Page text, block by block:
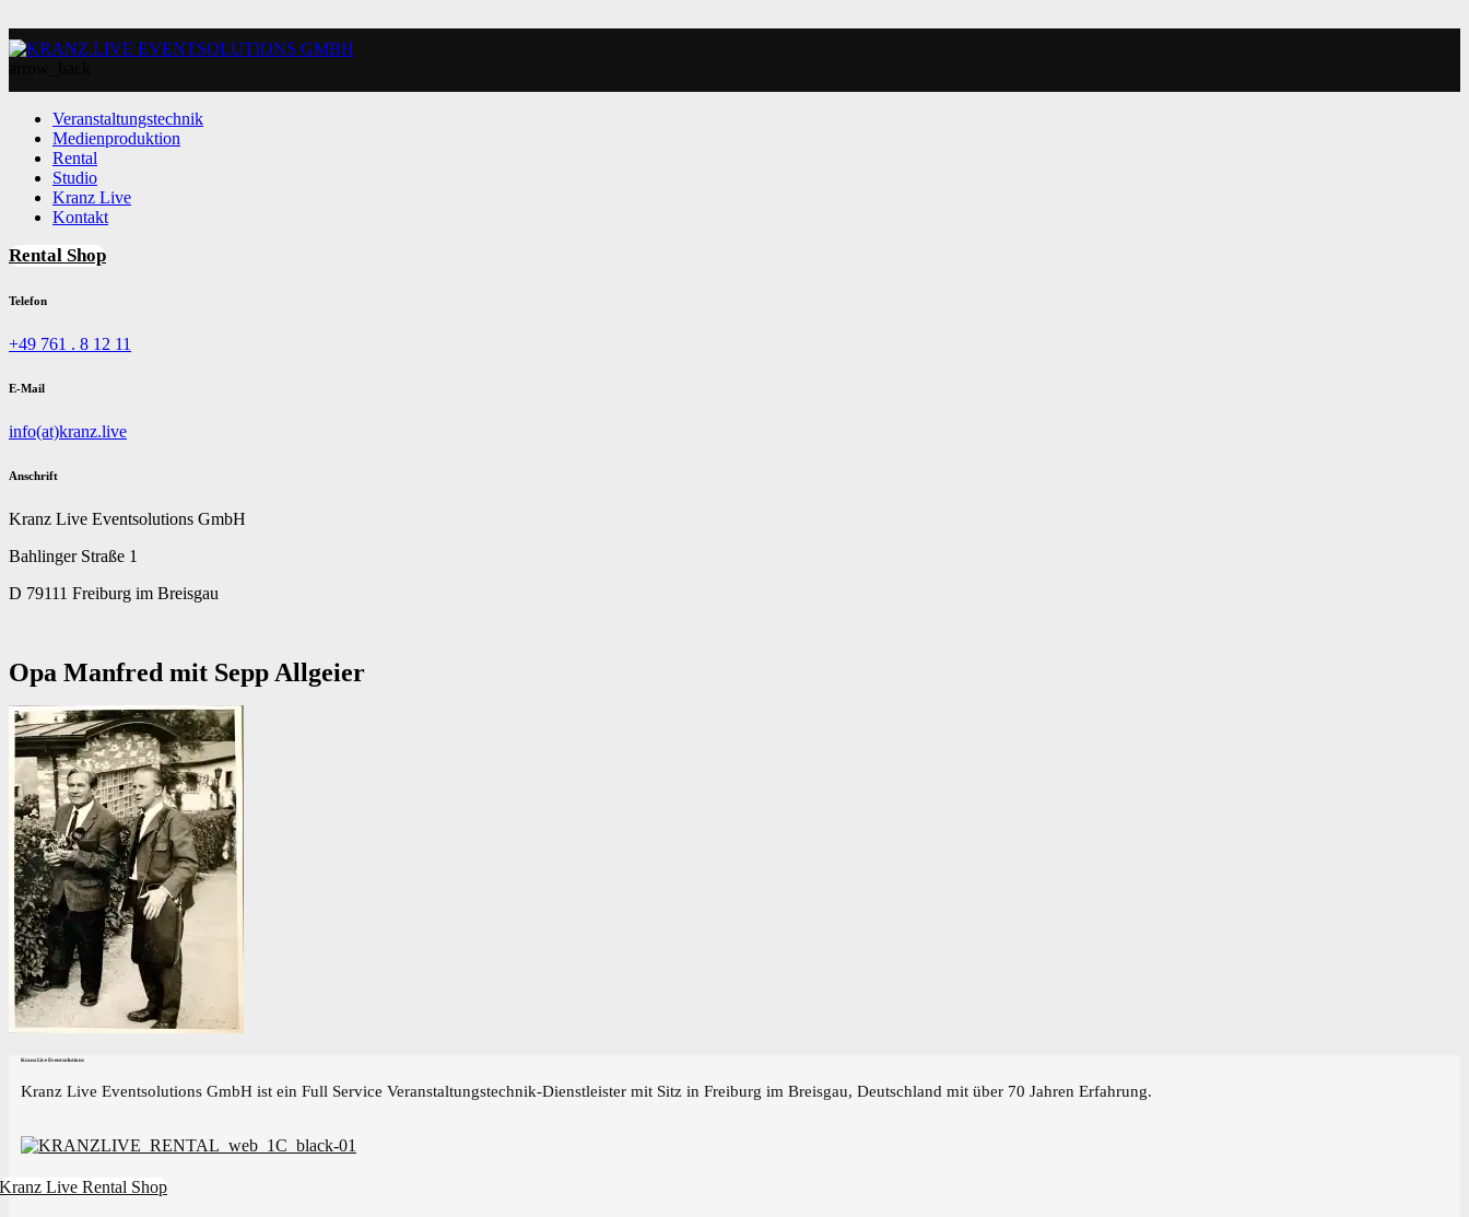
Veranstaltungstechnik
Medienproduktion
Rental
Studio
Kranz Live
Kontakt
Rental Shop
Telefon
+49 761 . 8 12 11
E-Mail
info(at)kranz.live
Anschrift
Kranz Live Eventsolutions GmbH
Bahlinger Straße 1
D 79111 Freiburg im Breisgau
Opa Manfred mit Sepp Allgeier
Kranz Live Eventsolutions
Kranz Live Eventsolutions GmbH ist ein Full Service Veranstaltungstechnik-Dienstleister mit Sitz in Freiburg im Breisgau, Deutschland mit über 70 Jahren Erfahrung.
Kranz Live Rental Shop